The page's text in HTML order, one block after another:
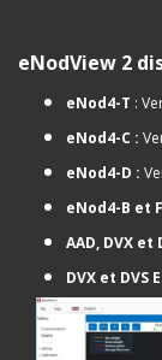
eNodView 2
eNod4-T :
eNod4-C :
eNod4-D :
eNod4-B et
AAD, DVX et
DVX et DVS